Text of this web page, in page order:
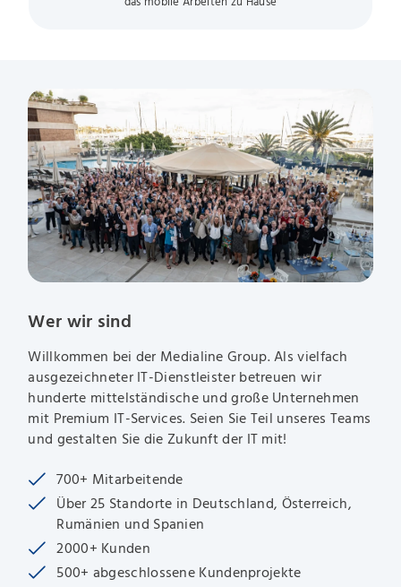
Wer wir sind
Willkommen bei der Medialine Group. Als vielfach
ausgezeichneter IT-Dienstleister betreuen wir
hunderte mittelständische und große Unternehmen
mit Premium IT-Services. Seien Sie Teil unseres Teams
und gestalten Sie die Zukunft der IT mit!
700+ Mitarbeitende
Über 25 Standorte in Deutschland, Österreich,
Rumänien und Spanien
2000+ Kunden
500+ abgeschlossene Kundenprojekte